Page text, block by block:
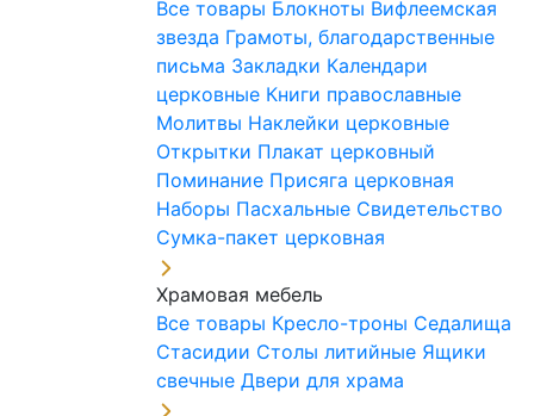
Все товары Блокноты Вифлеемская
звезда Грамоты, благодарственные
письма Закладки Календари
церковные Книги православные
Молитвы Наклейки церковные
Открытки Плакат церковный
Поминание Присяга церковная
Наборы Пасхальные Свидетельство
Сумка-пакет церковная
Храмовая мебель
Все товары Кресло-троны Седалища
Стасидии Столы литийные Ящики
свечные Двери для храма